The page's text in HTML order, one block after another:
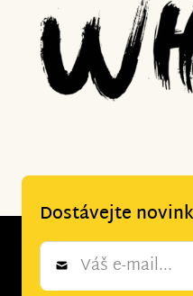
Dostávejte
Newsletter